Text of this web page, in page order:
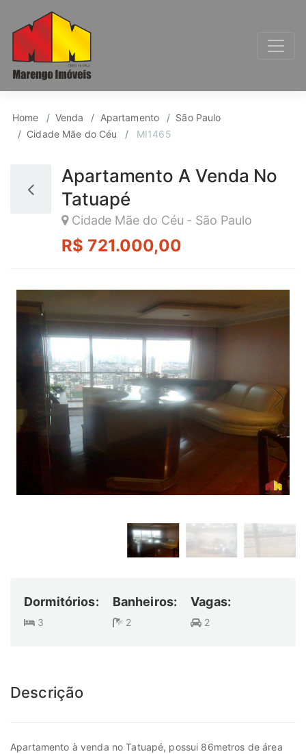
Apartamento para
Home Venda Apartamento
São Paulo
Cidade Mãe do Céu
MI1465
Apartamento A Venda No
Tatuapé
Cidade Mãe do Céu - São Paulo
R$ 721.000,00
Dormitórios:
3
Banheiros:
2
Vagas:
2
Descrição
Apartamento à venda no Tatuapé, possui 86metros de área